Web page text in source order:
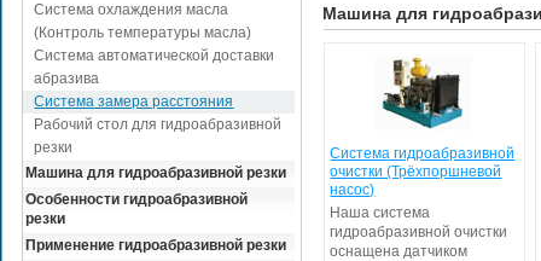
Система охлаждения масла
(Контроль температуры масла)
Система автоматической доставки
абразива
Система замера расстояния
Рабочий стол для гидроабразивной
резки
Машина для гидроабразивной резки
Особенности гидроабразивной
резки
Применение гидроабразивной резки
Машина для
Система гидроабразивной
очистки (Трёхпоршневой
насос)
Наша система
гидроабразивной очистки
оснащена датчиком